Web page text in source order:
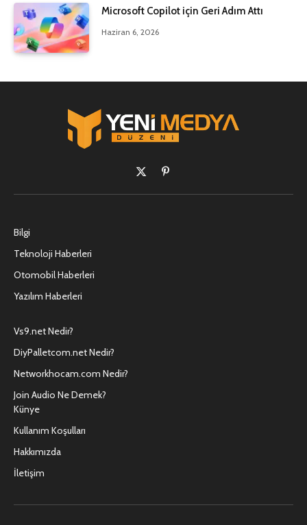
Microsoft Copilot için Geri Adım Attı
Haziran 6, 2026
X
(Twitter)
Pinterest'in
Bilgi
Teknoloji Haberleri
Otomobil Haberleri
Yazılım Haberleri
Vs9.net Nedir?
DiyPalletcom.net Nedir?
Networkhocam.com Nedir?
Join Audio Ne Demek?
Künye
Kullanım Koşulları
Hakkımızda
İletişim